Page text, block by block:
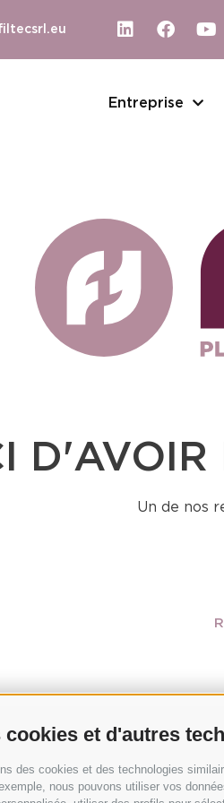
et d'autres
des cookies et des technologies
nous pouvons utiliser vos
Entreprise
Un de nos